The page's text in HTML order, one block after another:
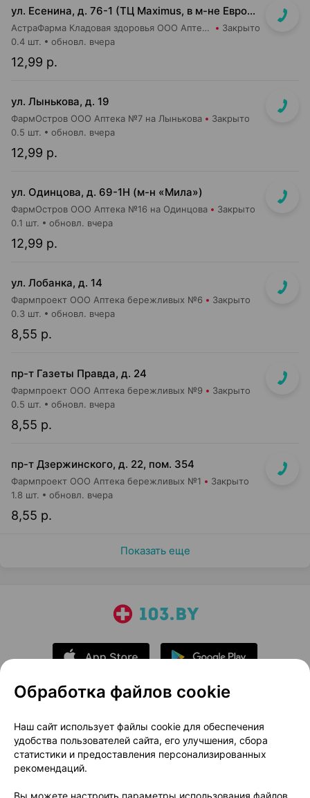
ул. Есенина, д. 76-1 (ТЦ Maximus, в м-не Евроопт Super)
АстраФарма Кладовая здоровья ООО Аптека №9 Закрыто
12,99 р.
0.4 шт. обновл. вчера
ул. Лынькова, д. 19
ФармОстров ООО Аптека №7 на Лынькова Закрыто
12,99 р.
0.5 шт. обновл. вчера
ул. Одинцова, д. 69-1Н (м-н «Мила»)
ФармОстров ООО Аптека №16 на Одинцова Закрыто
12,99 р.
0.1 шт. обновл. вчера
ул. Лобанка, д. 14
Фармпроект ООО Аптека бережливых №6 Закрыто
8,55 р.
0.3 шт. обновл. вчера
пр-т Газеты Правда, д. 24
Фармпроект ООО Аптека бережливых №9 Закрыто
8,55 р.
0.5 шт. обновл. вчера
пр-т Дзержинского, д. 22, пом. 354
Фармпроект ООО Аптека бережливых №1 Закрыто
8,55 р.
1.8 шт. обновл. вчера
Показать еще
О проекте
Новости проекта
Размещение рекламы
Медицинский маркетинг
Публичный договор
Доставка
Обработка файлов cookie
Наш сайт использует файлы cookie для обеспечения
удобства пользователей сайта, его улучшения, сбора
статистики и предоставления персонализированных
рекомендаций.
Вы можете настроить параметры использования файлов